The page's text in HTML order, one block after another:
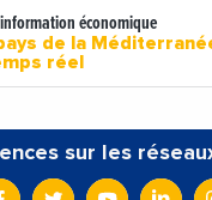
économique
de la
réel
sur les